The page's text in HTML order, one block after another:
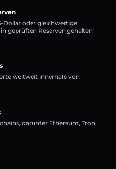
Dollar oder gleichwertige
geprüften Reserven gehalten
weltweit innerhalb von
darunter Ethereum, Tron,